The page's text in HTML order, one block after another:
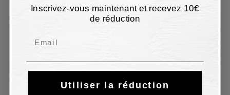
Inscrivez-vous maintenant et recevez 10€
de réduction
Utiliser la réduction